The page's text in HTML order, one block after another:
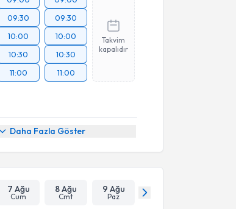
09:30
10:00
10:30
11:00
09:30
10:00
10:30
11:00
Takvim
kapalıdır
Daha Fazla Göster
7 Ağu
Cum
8 Ağu
Cmt
9 Ağu
Paz